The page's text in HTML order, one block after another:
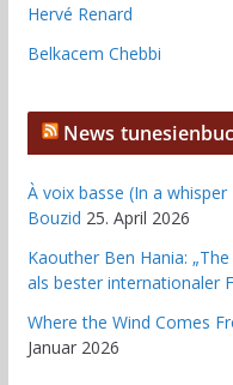
Hervé Renard
Belkacem Chebbi
News
À voix basse (In a
Bouzid 25. April 2026
Kaouther Ben Hania:
als bester internationaler
Where the Wind Comes
Januar 2026